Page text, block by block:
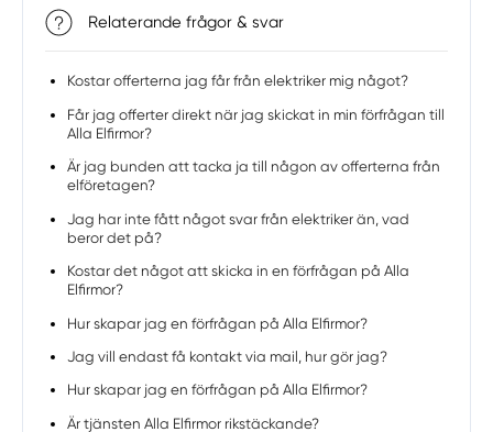
Relaterande frågor & svar
Kostar offerterna jag får från elektriker mig något?
Får jag offerter direkt när jag skickat in min förfrågan till
Alla Elfirmor?
Är jag bunden att tacka ja till någon av offerterna från
elföretagen?
Jag har inte fått något svar från elektriker än, vad
beror det på?
Kostar det något att skicka in en förfrågan på Alla
Elfirmor?
Hur skapar jag en förfrågan på Alla Elfirmor?
Jag vill endast få kontakt via mail, hur gör jag?
Hur skapar jag en förfrågan på Alla Elfirmor?
Är tjänsten Alla Elfirmor rikstäckande?